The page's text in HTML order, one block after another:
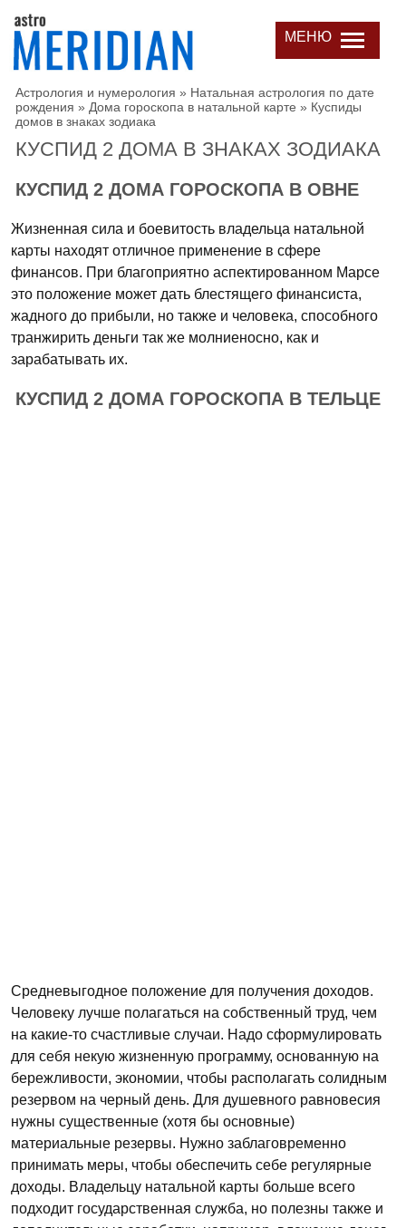
МЕНЮ
Астрология и нумерология » Натальная астрология по дате
рождения » Дома гороскопа в натальной карте » Куспиды
домов в знаках зодиака
КУСПИД 2 ДОМА В ЗНАКАХ ЗОДИАКА
КУСПИД 2 ДОМА ГОРОСКОПА В ОВНЕ
Жизненная сила и боевитость владельца натальной
карты находят отличное применение в сфере
финансов. При благоприятно аспектированном Марсе
это положение может дать блестящего финансиста,
жадного до прибыли, но также и человека, способного
транжирить деньги так же молниеносно, как и
зарабатывать их.
КУСПИД 2 ДОМА ГОРОСКОПА В ТЕЛЬЦЕ
Средневыгодное положение для получения доходов.
Человеку лучше полагаться на собственный труд, чем
на какие-то счастливые случаи. Надо сформулировать
для себя некую жизненную программу, основанную на
бережливости, экономии, чтобы располагать солидным
резервом на черный день. Для душевного равновесия
нужны существенные (хотя бы основные)
материальные резервы. Нужно заблаговременно
принимать меры, чтобы обеспечить себе регулярные
доходы. Владельцу натальной карты больше всего
подходит государственная служба, но полезны также и